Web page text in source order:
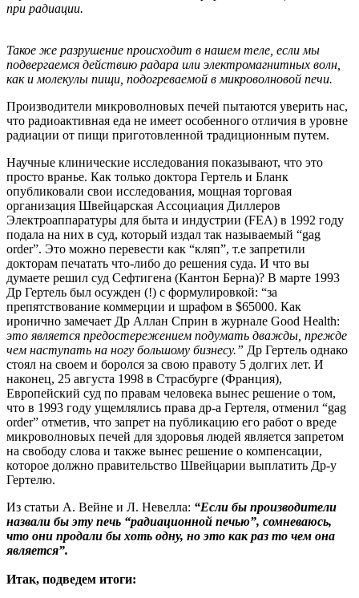
при радиации.
Такое же разрушение проиcxодит в нашем теле, если мы
подвергаемся действию радара или электромагнитных волн,
как и молекулы пищи, подогреваемой в микроволновой печи.
Производители микроволновых печей пытаются уверить нас,
что радиоактивная еда не имеет особенного отличия в уровне
радиации от пищи приготовленной традиционным путем.
Научные клинические исследования показывают, что это
просто вранье. Как только доктора Гертель и Бланк
опубликовали свои исследования, мощная торговая
организация Швейцарская Ассоциация Диллеров
Электроаппаратуры для быта и индустрии (FEA) в 1992 году
подала на них в суд, который издал так называемый “gag
order”. Это можно перевести как “кляп”, т.е запретили
докторам печатать что-либо до решения суда. И что вы
думаете решил суд Сефтигена (Кантон Берна)? В марте 1993
Др Гертель был осужден (!) с формулировкой: “за
препятствование коммерции и шрафом в $65000. Как
иронично замечает Др Аллан Сприн в журнале Good Health:
это является предостережением подумать дважды, прежде
чем наступать на ногу большому бизнесу.” Др Гертель однако
стоял на своем и боролся за свою правоту 5 долгих лет. И
наконец, 25 августа 1998 в Страсбурге (Франция),
Европейский суд по правам человека вынес решение о том,
что в 1993 году ущемлялись права др-а Гертеля, отменил “gag
order” отметив, что запрет на публикацию его работ о вреде
микроволновых печей для здоровья людей является запретом
на свободу слова и также вынес решение о компенсации,
которое должно правительство Швейцарии выплатить Др-у
Гертелю.
Из статьи А. Вейне и Л. Невелла: “Если бы производители
назвали бы эту печь “радиационной печью”, сомневаюсь,
что они продали бы хоть одну, но это как раз то чем она
является”.
Итак, подведем итоги: